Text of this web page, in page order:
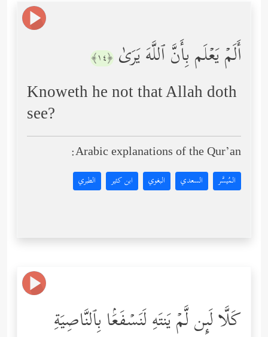
أَلَمۡ یَعۡلَم بِأَنَّ ٱللَّهَ یَرَىٰ ﴿١٤﴾
Knoweth he not that Allah doth
see?
Arabic explanations of the Qur’an:
المُيسَّر السعدي البغوي ابن كثير الطبري
كَلَّا لَىِٕن لَّمۡ یَنتَهِ لَنَسۡفَعَۢا بِٱلنَّاصِیَةِ